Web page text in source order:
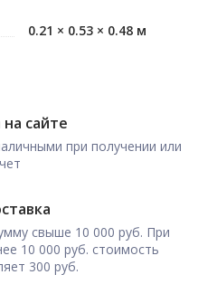
0.21 × 0.53 × 0.48 м
сайте
при получении или
свыше 10 000 руб. При
10 000 руб. стоимость
300 руб.